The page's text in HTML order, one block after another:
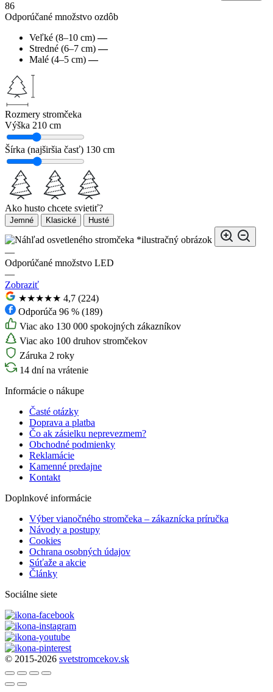
86
Odporúčané množstvo ozdôb
Veľké (8–10 cm) —
Stredné (6–7 cm) —
Malé (4–5 cm) —
Rozmery stromčeka
Výška 210 cm
Šírka (najširšia časť) 130 cm
Ako husto chcete svietiť?
Jemné Klasické Husté
*ilustračný obrázok
—
Odporúčané množstvo LED
—
Zobraziť
★★★★★ 4,7 (224)
Odporúča 96 % (189)
Viac ako 130 000 spokojných zákazníkov
Viac ako 100 druhov stromčekov
Záruka 2 roky
14 dní na vrátenie
Informácie o nákupe
Časté otázky
Doprava a platba
Čo ak zásielku neprevezmem?
Obchodné podmienky
Reklamácie
Kamenné predajne
Kontakt
Doplnkové informácie
Výber vianočného stromčeka – zákaznícka príručka
Návody a postupy
Cookies
Ochrana osobných údajov
Súťaže a akcie
Články
Sociálne siete
© 2015-2026 svetstromcekov.sk